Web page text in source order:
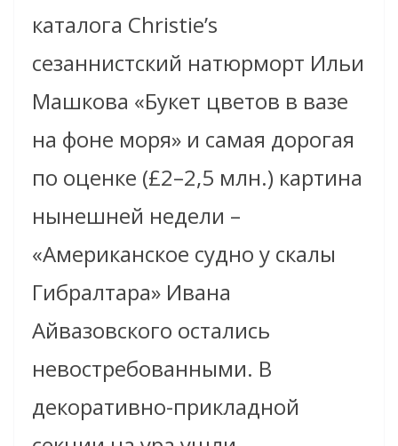
каталога Christie’s
сезаннистский натюрморт Ильи
Машкова «Букет цветов в вазе
на фоне моря» и самая дорогая
по оценке (£2–2,5 млн.) картина
нынешней недели –
«Американское судно у скалы
Гибралтара» Ивана
Айвазовского остались
невостребованными. В
декоративно-прикладной